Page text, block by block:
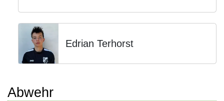
Edrian Terhorst
Abwehr